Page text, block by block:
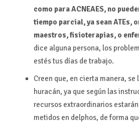
como para ACNEAES, no
tiempo parcial, ya sean ATEs,
maestros, fisioterapias, o
dice alguna persona, los
estés tus días de trabajo.
Creen que, en cierta manera, se
huracán, ya que según las
recursos extraordinarios
metidos en delphos, de forma